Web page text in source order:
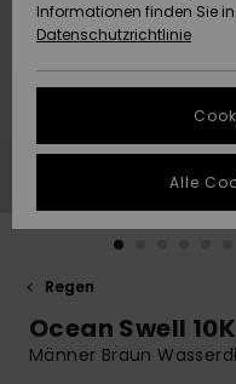
NACHHALTIGKEIT
SHOPS
QUIKSILVER APP
WUNSCHLISTE
Regen
Ocean Swell 10K
Männer Braun
Informationen finden Sie in
Datenschutzrichtlinie
Alle